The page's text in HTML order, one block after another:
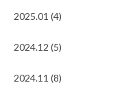
2025.01 (4)
2024.12 (5)
2024.11 (8)